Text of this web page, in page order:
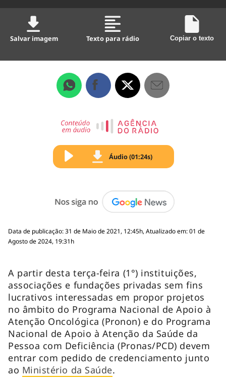
Salvar imagem Texto para rádio Copiar o texto
Áudio (01:24s)
Data de publicação: 31 de Maio de 2021, 12:45h, Atualizado em: 01 de
Agosto de 2024, 19:31h
A partir desta terça-feira (1°) instituições,
associações e fundações privadas sem fins
lucrativos interessadas em propor projetos
no âmbito do Programa Nacional de Apoio à
Atenção Oncológica (Pronon) e do Programa
Nacional de Apoio à Atenção da Saúde da
Pessoa com Deficiência (Pronas/PCD) devem
entrar com pedido de credenciamento junto
ao Ministério da Saúde.